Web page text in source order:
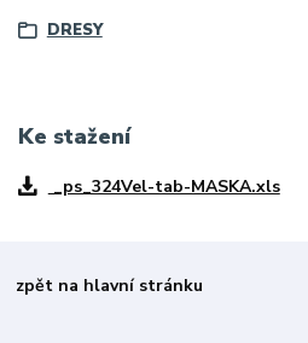
DRESY
Ke stažení
_ps_324Vel-tab-MASKA.xls
zpět na hlavní stránku